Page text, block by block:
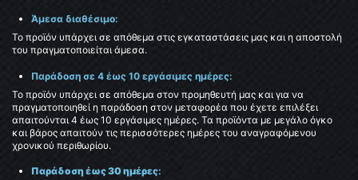
Άμεσα διαθέσιμο:
Το προϊόν υπάρχει σε απόθεμα στις εγκαταστάσεις μας και η αποστολή
του πραγματοποιείται άμεσα.
Παράδοση σε 4 έως 10 εργάσιμες ημέρες:
Το προϊόν υπάρχει σε απόθεμα στον προμηθευτή μας και για να
πραγματοποιηθεί η παράδοση στον μεταφορέα που έχετε επιλέξει
απαιτούνται 4 έως 10 εργάσιμες ημέρες. Τα προϊόντα με μεγάλο όγκο
και βάρος απαιτούν τις περισσότερες ημέρες του αναγραφόμενου
χρονικού περιθωρίου.
Παράδοση έως 30 ημέρες: